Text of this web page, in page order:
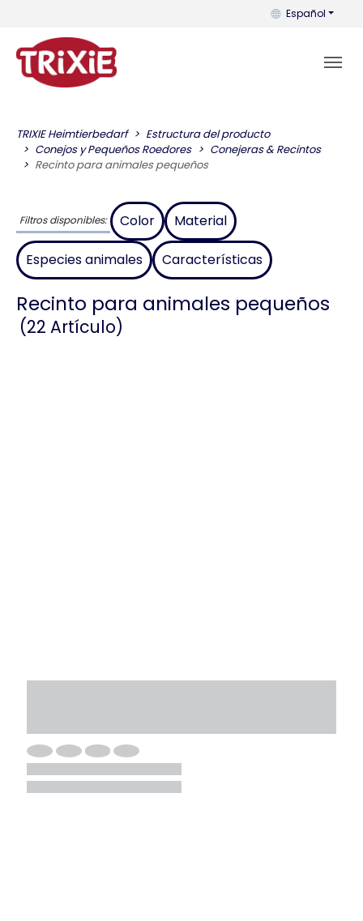
Puedes cambiar
Español
TRIXIE Heimtierbedarf
Estructura del producto
Conejos y Pequeños Roedores
Conejeras & Recintos
Recinto para animales pequeños
Filtros disponibles: Color Material
Especies animales Características
Recinto para animales pequeños
(22 Artículo)